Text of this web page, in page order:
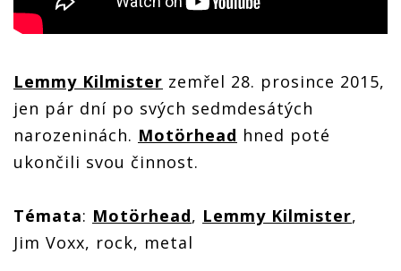
Lemmy Kilmister zemřel 28. prosince 2015,
jen pár dní po svých sedmdesátých
narozeninách. Motörhead hned poté
ukončili svou činnost.
Témata: Motörhead, Lemmy Kilmister,
Jim Voxx, rock, metal